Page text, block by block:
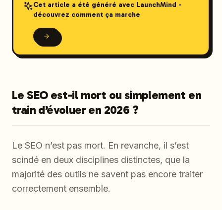
Cet article a été généré avec LaunchMind -
découvrez comment ça marche
Le SEO est-il mort ou simplement en
train d’évoluer en 2026 ?
Le SEO n’est pas mort. En revanche, il s’est
scindé en deux disciplines distinctes, que la
majorité des outils ne savent pas encore traiter
correctement ensemble.